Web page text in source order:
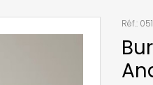
Réf.: